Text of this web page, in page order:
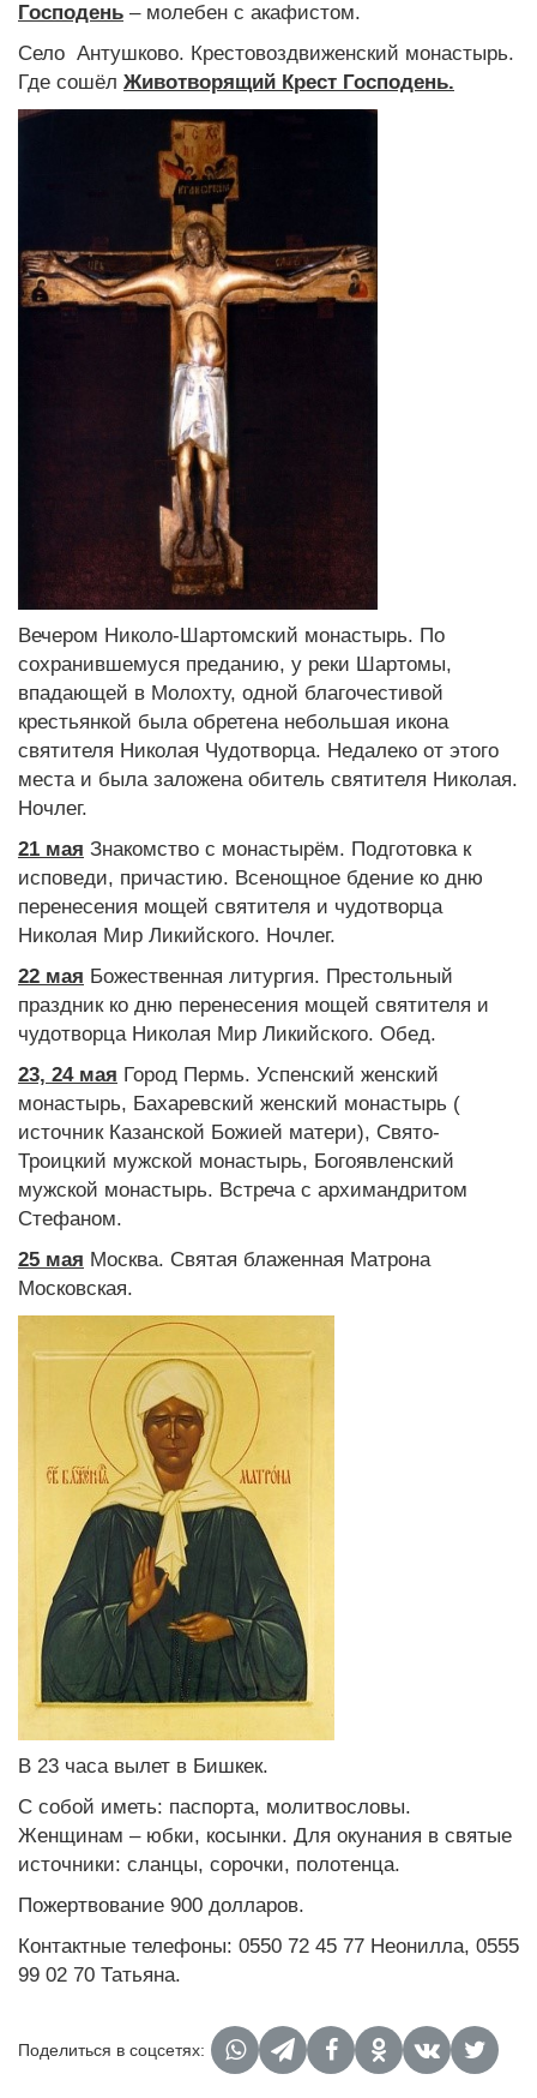
Господень – молебен с акафистом.
Село Антушково. Крестовоздвиженский монастырь.
Где сошёл Животворящий Крест Господень.
Вечером Николо-Шартомский монастырь. По
сохранившемуся преданию, у реки Шартомы,
впадающей в Молохту, одной благочестивой
крестьянкой была обретена небольшая икона
святителя Николая Чудотворца. Недалеко от этого
места и была заложена обитель святителя Николая.
Ночлег.
21 мая Знакомство с монастырём. Подготовка к
исповеди, причастию. Всенощное бдение ко дню
перенесения мощей святителя и чудотворца
Николая Мир Ликийского. Ночлег.
22 мая Божественная литургия. Престольный
праздник ко дню перенесения мощей святителя и
чудотворца Николая Мир Ликийского. Обед.
23, 24 мая Город Пермь. Успенский женский
монастырь, Бахаревский женский монастырь (
источник Казанской Божией матери), Свято-
Троицкий мужской монастырь, Богоявленский
мужской монастырь. Встреча с архимандритом
Стефаном.
25 мая Москва. Святая блаженная Матрона
Московская.
В 23 часа вылет в Бишкек.
С собой иметь: паспорта, молитвословы.
Женщинам – юбки, косынки. Для окунания в святые
источники: сланцы, сорочки, полотенца.
Пожертвование 900 долларов.
Контактные телефоны: 0550 72 45 77 Неонилла, 0555
99 02 70 Татьяна.
Поделиться в соцсетях: